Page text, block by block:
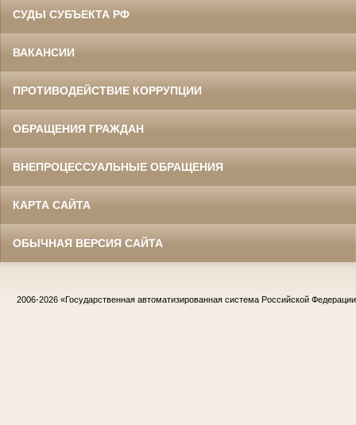
СУДЫ СУБЪЕКТА РФ
ВАКАНСИИ
ПРОТИВОДЕЙСТВИЕ КОРРУПЦИИ
ОБРАЩЕНИЯ ГРАЖДАН
ВНЕПРОЦЕССУАЛЬНЫЕ ОБРАЩЕНИЯ
КАРТА САЙТА
ОБЫЧНАЯ ВЕРСИЯ САЙТА
2006-2026 «Государственная автоматизированная система Российской